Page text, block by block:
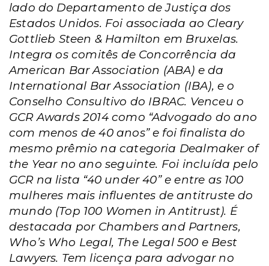
lado do Departamento de Justiça dos
Estados Unidos. Foi associada ao Cleary
Gottlieb Steen & Hamilton em Bruxelas.
Integra os comitês de Concorrência da
American Bar Association (ABA) e da
International Bar Association (IBA), e o
Conselho Consultivo do IBRAC. Venceu o
GCR Awards 2014 como “Advogado do ano
com menos de 40 anos” e foi finalista do
mesmo prêmio na categoria Dealmaker of
the Year no ano seguinte. Foi incluída pelo
GCR na lista “40 under 40” e entre as 100
mulheres mais influentes de antitruste do
mundo (Top 100 Women in Antitrust). É
destacada por Chambers and Partners,
Who’s Who Legal, The Legal 500 e Best
Lawyers. Tem licença para advogar no